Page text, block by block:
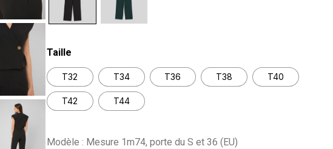
Taille
T32 T34 T36 T38 T40
T42 T44
Modèle : Mesure 1m74, porte du S et 36 (EU)